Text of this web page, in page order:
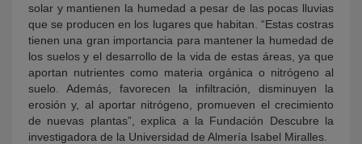
solar y mantienen la humedad a pesar de las pocas lluvias
que se producen en los lugares que habitan. “Estas costras
tienen una gran importancia para mantener la humedad de
los suelos y el desarrollo de la vida de estas áreas, ya que
aportan nutrientes como materia orgánica o nitrógeno al
suelo. Además, favorecen la infiltración, disminuyen la
erosión y, al aportar nitrógeno, promueven el crecimiento
de nuevas plantas”, explica a la Fundación Descubre la
investigadora de la Universidad de Almería Isabel Miralles.